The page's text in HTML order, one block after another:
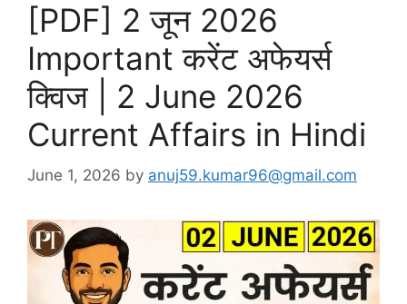
[PDF] 2 जून 2026
Important करेंट अफेयर्स
क्विज | 2 June 2026
Current Affairs in Hindi
June 1, 2026 by anuj59.kumar96@gmail.com